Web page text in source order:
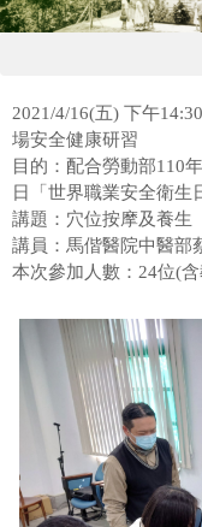
2021/4/16(五) 下午
場安全健康研習
目的：配合勞動部110
日「世界職業安全衛生
講題：穴位按摩及養生
講員：馬偕醫院中醫部
本次參加人數：24位(